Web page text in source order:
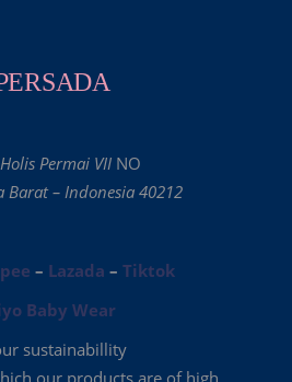
Holis Permai VII NO
Barat – Indonesia 40212
– Lazada – Tiktok
Baby Wear
sustainabillity
our products are of high